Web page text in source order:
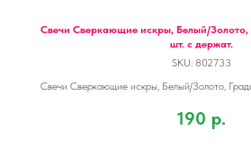
Свечи Сверкающие искры, Белый/
шт. с держат.
SKU: 802733
Свечи Сверкающие искры, Белый/Золото,
190 р.